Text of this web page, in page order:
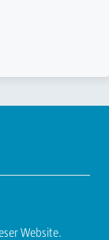
Website.